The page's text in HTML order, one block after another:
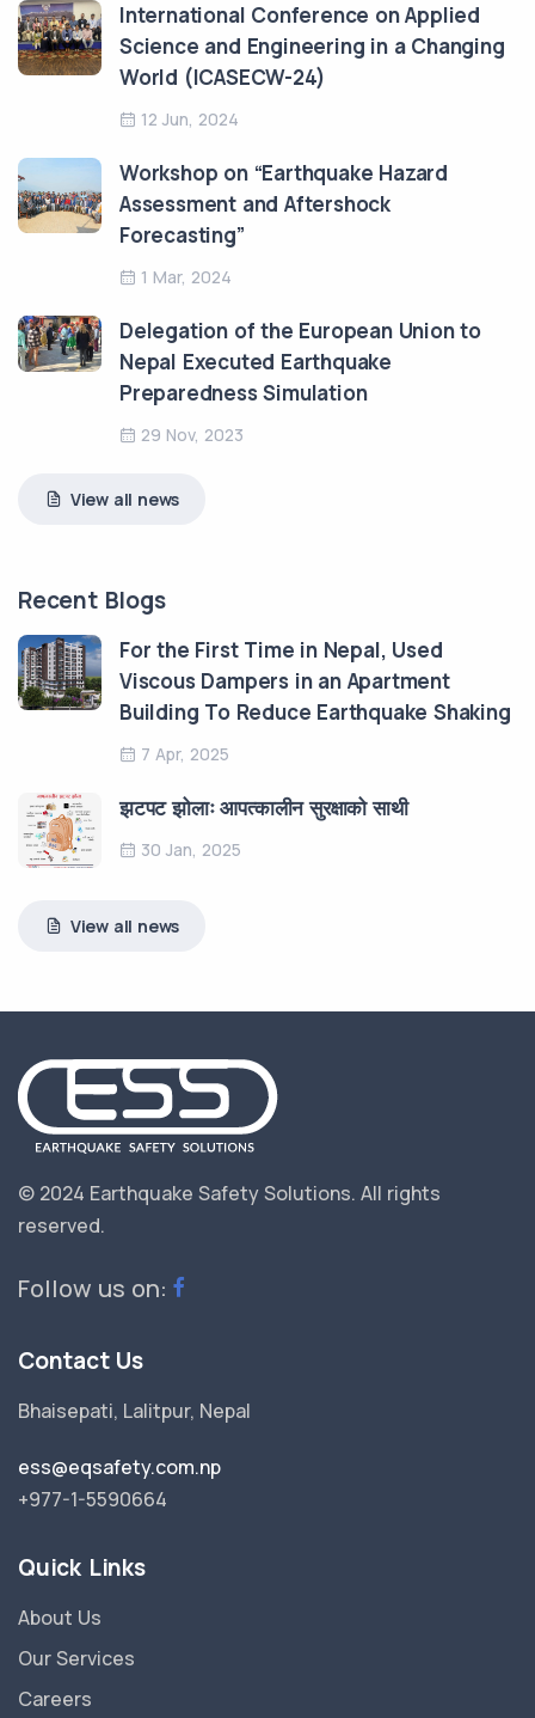
International Conference on Applied
Science and Engineering in a Changing
World (ICASECW-24)
12 Jun, 2024
Workshop on “Earthquake Hazard
Assessment and Aftershock
Forecasting”
1 Mar, 2024
Delegation of the European Union to
Nepal Executed Earthquake
Preparedness Simulation
29 Nov, 2023
View all news
Recent Blogs
For the First Time in Nepal, Used
Viscous Dampers in an Apartment
Building To Reduce Earthquake Shaking
7 Apr, 2025
झटपट झोलाः आपत्कालीन सुरक्षाको साथी
30 Jan, 2025
View all news
© 2024 Earthquake Safety Solutions. All rights
reserved.
Follow us on:
Contact Us
Bhaisepati, Lalitpur, Nepal
ess@eqsafety.com.np
+977-1-5590664
Quick Links
About Us
Our Services
Careers